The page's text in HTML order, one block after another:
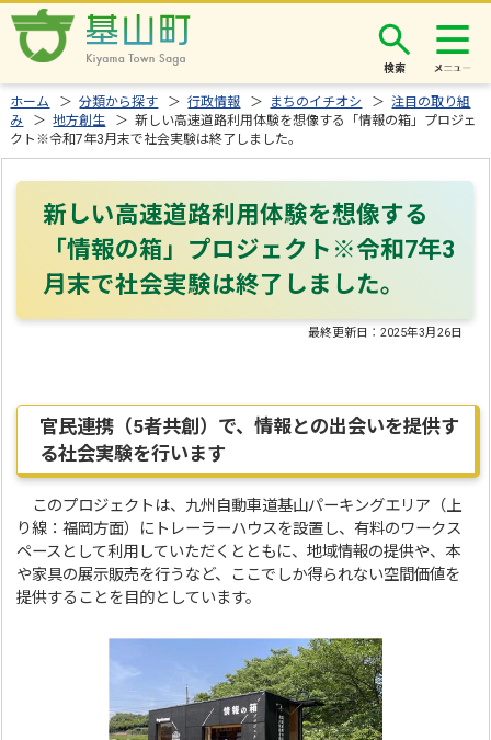
検索
ホーム ＞分類から探す ＞行政情報 ＞ まちのイチオシ ＞注目の取り組
み
＞地方創生 ＞ 新しい高速道路利用体験を想像する「情報の箱」プロジェ
クト※令和7年3月末で社会実験は終了しました。
新しい高速道路利用体験を想像する
「情報の箱」プロジェクト※令和7年3
月末で社会実験は終了しました。
最終更新日：2025年3月26日
官民連携（5者共創）で、情報との出会いを提供す
る社会実験を行います
このプロジェクトは、九州自動車道基山パーキングエリア（上
り線：福岡方面）にトレーラーハウスを設置し、有料のワークス
ペースとして利用していただくとともに、地域情報の提供や、本
や家具の展示販売を行うなど、ここでしか得られない空間価値を
提供することを目的としています。